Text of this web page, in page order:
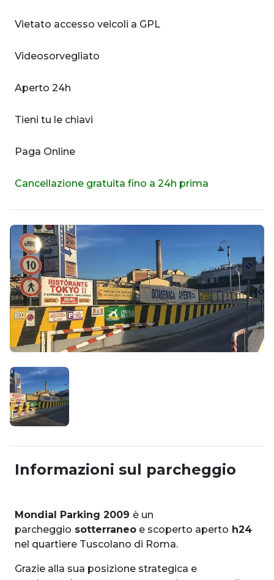
Vietato accesso veicoli a GPL
Videosorvegliato
Aperto 24h
Tieni tu le chiavi
Paga Online
Cancellazione gratuita fino a 24h prima
Informazioni sul parcheggio
Mondial Parking 2009 è un
parcheggio sotterraneo e scoperto aperto h24
nel quartiere Tuscolano di Roma.
Grazie alla sua posizione strategica e